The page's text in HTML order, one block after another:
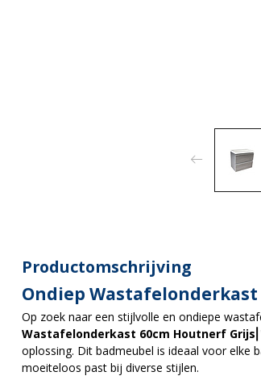
Productomschrijving
Ondiep
Op zoek naar een stijlvolle en ondiepe
Wastafelonderkast 60cm Houtnerf
oplossing. Dit badmeubel is ideaal voor elke
moeiteloos past bij diverse stijlen.